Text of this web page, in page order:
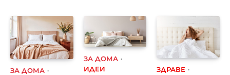
ЗА ДОМА
ЗА ДОМА
ИДЕИ
ЗДРАВЕ